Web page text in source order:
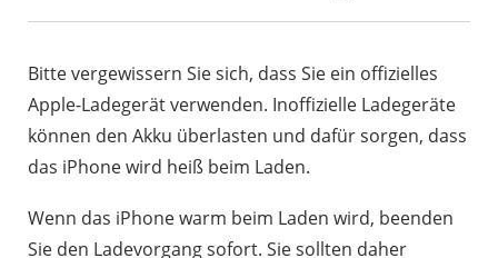
Bitte vergewissern Sie sich, dass Sie ein offizielles
Apple-Ladegerät verwenden. Inoffizielle Ladegeräte
können den Akku überlasten und dafür sorgen, dass
das iPhone wird heiß beim Laden.
Wenn das iPhone warm beim Laden wird, beenden
Sie den Ladevorgang sofort. Sie sollten daher